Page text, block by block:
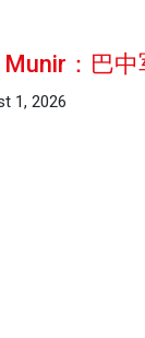
：巴
1, 2026